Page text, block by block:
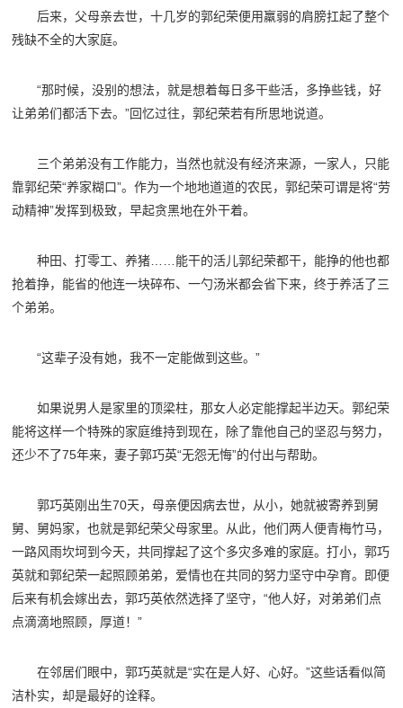
后来，父母亲去世，十几岁的郭纪荣便用羸弱的肩膀扛起了整个
残缺不全的大家庭。
“那时候，没别的想法，就是想着每日多干些活，多挣些钱，好
让弟弟们都活下去。”回忆过往，郭纪荣若有所思地说道。
三个弟弟没有工作能力，当然也就没有经济来源，一家人，只能
靠郭纪荣“养家糊口”。作为一个地地道道的农民，郭纪荣可谓是将“劳
动精神”发挥到极致，早起贪黑地在外干着。
种田、打零工、养猪……能干的活儿郭纪荣都干，能挣的他也都
抢着挣，能省的他连一块碎布、一勺汤米都会省下来，终于养活了三
个弟弟。
“这辈子没有她，我不一定能做到这些。”
如果说男人是家里的顶梁柱，那女人必定能撑起半边天。郭纪荣
能将这样一个特殊的家庭维持到现在，除了靠他自己的坚忍与努力，
还少不了75年来，妻子郭巧英“无怨无悔”的付出与帮助。
郭巧英刚出生70天，母亲便因病去世，从小，她就被寄养到舅
舅、舅妈家，也就是郭纪荣父母家里。从此，他们两人便青梅竹马，
一路风雨坎坷到今天，共同撑起了这个多灾多难的家庭。打小，郭巧
英就和郭纪荣一起照顾弟弟，爱情也在共同的努力坚守中孕育。即便
后来有机会嫁出去，郭巧英依然选择了坚守，“他人好，对弟弟们点
点滴滴地照顾，厚道！”
在邻居们眼中，郭巧英就是“实在是人好、心好。”这些话看似简
洁朴实，却是最好的诠释。